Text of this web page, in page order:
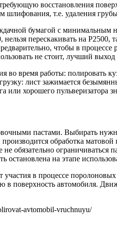
восстановления
шлифования, т.е. удаления
бумагой с минимальным
перескакивать на
чтобы в процессе
не стоит, лучший
во время работы: полировать
лист зажимается
или хорошего пульверизатора
пастами. Выбирать
обработка
обязательно
остановлена на этапе
в процессе
поверхность автомобиля.
avtomobil-vruchnuyu/